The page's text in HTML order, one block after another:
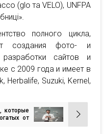
(glo та VELO), UNFPA
полного цикла,
создания фото- и
сайтов и
с 2009 года и имеет в
Herbalife, Suzuki, Kernel,
которые
от